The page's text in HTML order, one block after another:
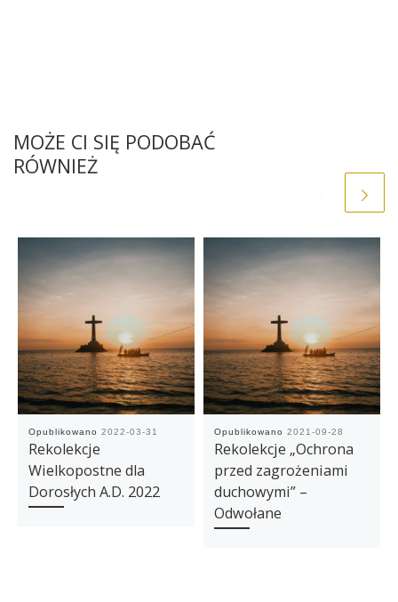
MOŻE CI SIĘ PODOBAĆ
RÓWNIEŻ
Opublikowano 2022-03-31
Rekolekcje
Wielkopostne dla
Dorosłych A.D. 2022
Opublikowano 2021-09-28
Rekolekcje „Ochrona
przed zagrożeniami
duchowymi” –
Odwołane